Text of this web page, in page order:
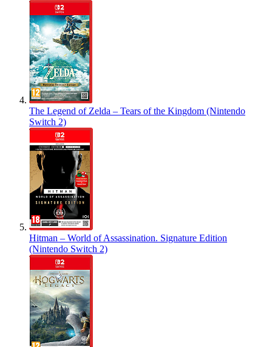
The Legend of Zelda – Tears of the Kingdom (Nintendo
Switch 2)
Hitman – World of Assassination. Signature Edition
(Nintendo Switch 2)